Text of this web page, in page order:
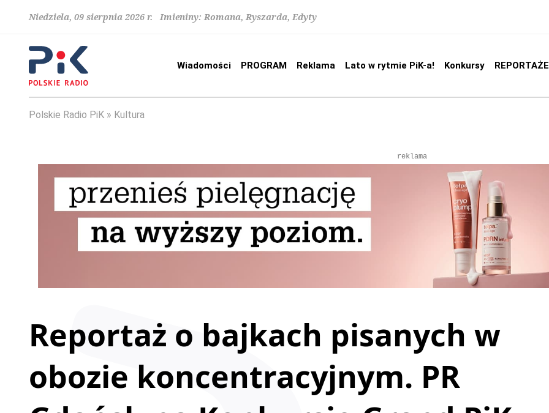
Niedziela, 09 sierpnia 2026 r. Imieniny: Romana, Ryszarda, Edyty
Wiadomości PROGRAM Reklama Lato w rytmie PiK-a! Konkursy REPORTAŻE
Polskie Radio PiK Kultura
reklama
Reportaż o bajkach pisanych w
obozie koncentracyjnym. PR